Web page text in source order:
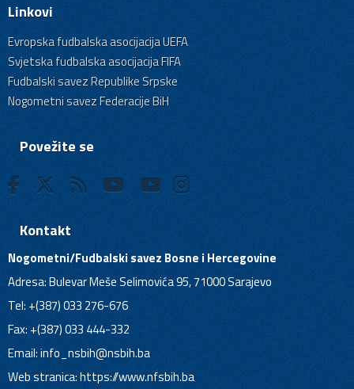
Linkovi
Evropska fudbalska asocijacija UEFA
Svjetska fudbalska asocijacija FIFA
Fudbalski savez Republike Srpske
Nogometni savez Federacije BiH
Povežite se
Kontakt
Nogometni/Fudbalski savez Bosne i Hercegovine
Adresa: Bulevar Meše Selimovića 95, 71000 Sarajevo
Tel: +(387) 033 276-676
Fax: +(387) 033 444-332
Email:info_nsbih@nsbih.ba
Web stranica: https://www.nfsbih.ba